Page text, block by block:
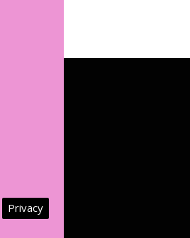
Privacy